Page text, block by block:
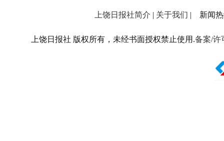
上饶日报社简介 | 关于我们 | 新闻热
上饶日报社 版权所有，未经书面授权禁止使用.备案/许